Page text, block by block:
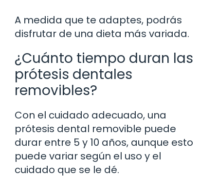
A medida que te adaptes, podrás
disfrutar de una dieta más variada.
¿Cuánto tiempo duran las
prótesis dentales
removibles?
Con el cuidado adecuado, una
prótesis dental removible puede
durar entre 5 y 10 años, aunque esto
puede variar según el uso y el
cuidado que se le dé.